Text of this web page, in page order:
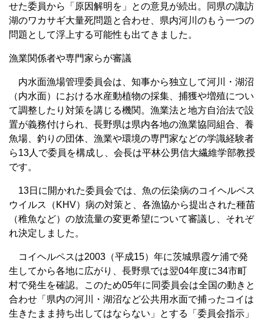
せた委員から「原因解明を」との意見が続出。同県の諏訪
湖のワカサギ大量死問題と合わせ、県内河川のもう一つの
問題として浮上する可能性も出てきました。
漁業関係者や専門家らが審議
内水面漁場管理委員会は、知事から独立して河川・湖沼
（内水面）における水産動植物の採集、捕獲や増殖につい
て調整したり対策を講じる機関。漁業法と地方自治法で設
置が義務付けられ、長野県は県内各地の漁業協同組合、養
魚場、釣りの団体、漁業や環境の専門家などの学識経験者
ら13人で委員を構成し、会長は平林公男信大繊維学部教授
です。
13日に開かれた委員会では、魚の伝染病のコイヘルペス
ウイルス（KHV）病の対策と、各漁協から提出された種苗
（稚魚など）の放流量の変更希望について審議し、それぞ
れ決定しました。
コイヘルペスは2003（平成15）年に茨城県霞ケ浦で発
生してから各地に広がり、長野県では翌04年度に34市町
村で発生を確認。このため05年に同委員会は全国の動きと
合わせ「県内の河川・湖沼など公共用水面で捕ったコイは
生きたまま持ち出してはならない」とする「委員会指示」